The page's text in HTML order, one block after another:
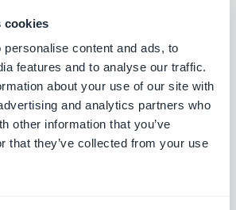
cookies
content and ads, to
features and to analyse our traffic.
about your use of our site with
and analytics partners who
other information that you’ve
that they’ve collected from your use